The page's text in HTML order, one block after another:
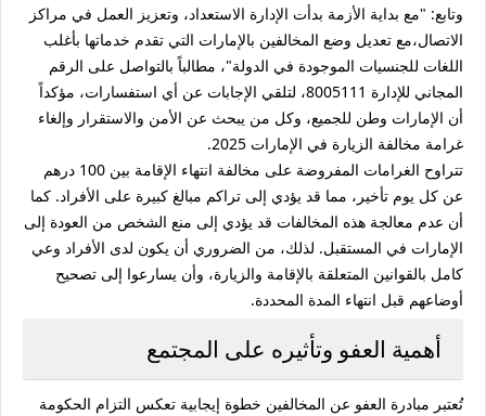
وتابع: "مع بداية الأزمة بدأت الإدارة الاستعداد، وتعزيز العمل في مراكز
الاتصال،مع تعديل وضع المخالفين بالإمارات التي تقدم خدماتها بأغلب
اللغات للجنسيات الموجودة في الدولة"، مطالباً بالتواصل على الرقم
المجاني للإدارة 8005111، لتلقي الإجابات عن أي استفسارات، مؤكداً
أن الإمارات وطن للجميع، وكل من يبحث عن الأمن والاستقرار وإلغاء
غرامة مخالفة الزيارة في الإمارات 2025.
تتراوح الغرامات المفروضة على مخالفة انتهاء الإقامة بين 100 درهم
عن كل يوم تأخير، مما قد يؤدي إلى تراكم مبالغ كبيرة على الأفراد. كما
أن عدم معالجة هذه المخالفات قد يؤدي إلى منع الشخص من العودة إلى
الإمارات في المستقبل. لذلك، من الضروري أن يكون لدى الأفراد وعي
كامل بالقوانين المتعلقة بالإقامة والزيارة، وأن يسارعوا إلى تصحيح
أوضاعهم قبل انتهاء المدة المحددة.
أهمية العفو وتأثيره على المجتمع
تُعتبر مبادرة العفو عن المخالفين خطوة إيجابية تعكس التزام الحكومة